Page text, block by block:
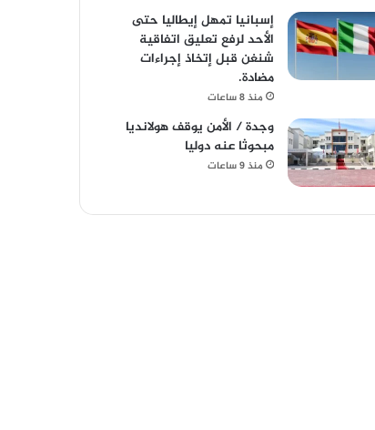
إسبانيا تمهل إيطاليا حتى
الأحد لرفع تعليق اتفاقية
شنغن قبل إتخاذ إجراءات
مضادة.
منذ 8 ساعات
وجدة / الأمن يوقف هولانديا
مبحوثا عنه دوليا
منذ 9 ساعات